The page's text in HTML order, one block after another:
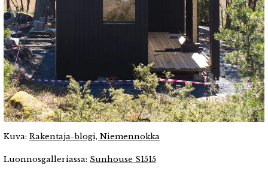
Kuva: Rakentaja-blogi, Niemennokka
Luonnosgalleriassa: Sunhouse S1515